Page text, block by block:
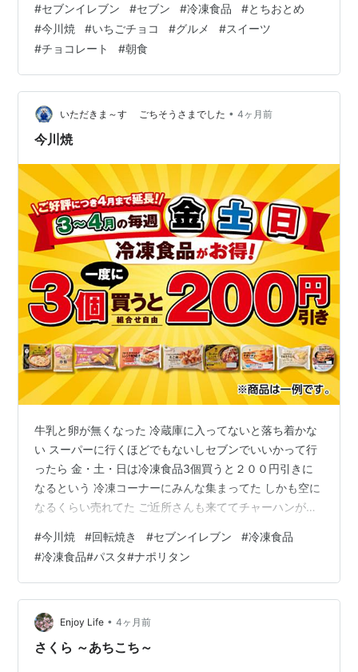
個同時に購入すると200円引きとなるセールを実施中。
で、どうしても食べたい冷凍食品があって週末にセブン
イレブンを何件か回ってやっと見つけました。 この商品
はレア商品だと思います。 『とちおとめの甘味 今川焼
いちごチョコ』はとちおとめいちごの濃縮果汁とチョコ
を組み合わせた濃厚なクリ…
#セブンイレブン #セブン #冷凍食品 #とちおとめ
#今川焼 #いちごチョコ #グルメ #スイーツ
#チョコレート #朝食
いただきま～す ごちそうさまでした • 4ヶ月前
今川焼
牛乳と卵が無くなった 冷蔵庫に入ってないと落ち着かな
い スーパーに行くほどでもないしセブンでいいかって行
ったら 金・土・日は冷凍食品3個買うと２００円引きに
なるという 冷凍コーナーにみんな集まってた しかも空に
なるくらい売れてた ご近所さんも来ててチャーハンがお
小腹が減った時用に冬場は冷凍庫に回転焼を常備してい
て大好き セブンの今川焼は初めて よく見るとこれ販売者
も製造所も一緒なんです でも味は微妙に違っていて 大き
さも１０gくらい違う 左：回転焼き右：今川焼 あんこも
違うような・・・ パッケージによって大きさや味変えて
いるんですね🐶好きよ…
#今川焼 #回転焼き #セブンイレブン #冷凍食品
#冷凍食品#パスタ#ナポリタン
Enjoy Life • 4ヶ月前
さくら ～あちこち～